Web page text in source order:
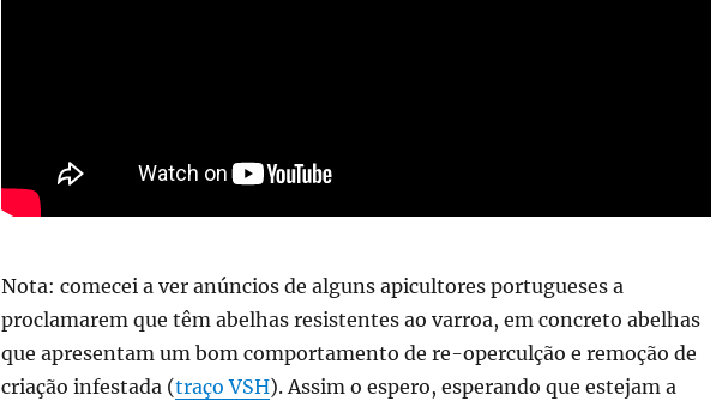
Nota: comecei a ver anúncios de alguns apicultores portugueses a
proclamarem que têm abelhas resistentes ao varroa, em concreto abelhas
que apresentam um bom comportamento de re-operculção e remoção de
criação infestada (traço VSH). Assim o espero, esperando que estejam a